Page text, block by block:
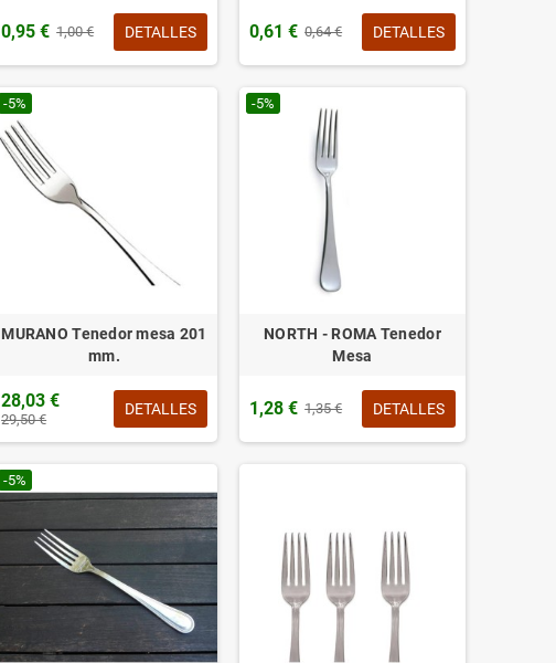
0,95 € 1,00 € DETALLES 0,61 € 0,64 € DETALLES
-5%
MURANO Tenedor mesa 201
mm.
28,03 €
29,50 €
DETALLES
-5%
NORTH - ROMA Tenedor
Mesa
1,28 € 1,35 € DETALLES
-5%